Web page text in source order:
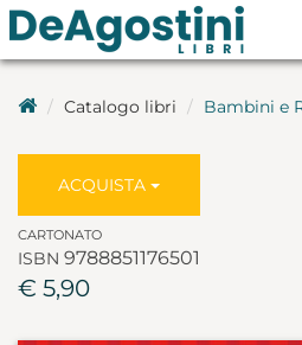
Catalogo libri Bambini e
ACQUISTA
CARTONATO
ISBN 9788851176501
€ 5,90